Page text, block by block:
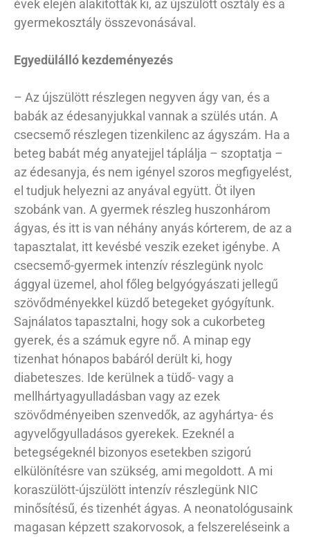
évek elején alakították ki, az újszülött osztály és a
gyermekosztály összevonásával.
Egyedülálló kezdeményezés
– Az újszülött részlegen negyven ágy van, és a
babák az édesanyjukkal vannak a szülés után. A
csecsemő részlegen tizenkilenc az ágyszám. Ha a
beteg babát még anyatejjel táplálja – szoptatja –
az édesanyja, és nem igényel szoros megfigyelést,
el tudjuk helyezni az anyával együtt. Öt ilyen
szobánk van. A gyermek részleg huszonhárom
ágyas, és itt is van néhány anyás kórterem, de az a
tapasztalat, itt kevésbé veszik ezeket igénybe. A
csecsemő-gyermek intenzív részlegünk nyolc
ággyal üzemel, ahol főleg belgyógyászati jellegű
szövődményekkel küzdő betegeket gyógyítunk.
Sajnálatos tapasztalni, hogy sok a cukorbeteg
gyerek, és a számuk egyre nő. A minap egy
tizenhat hónapos babáról derült ki, hogy
diabeteszes. Ide kerülnek a tüdő- vagy a
mellhártyagyulladásban vagy az ezek
szövődményeiben szenvedők, az agyhártya- és
agyvelőgyulladásos gyerekek. Ezeknél a
betegségeknél bizonyos esetekben szigorú
elkülönítésre van szükség, ami megoldott. A mi
koraszülött-újszülött intenzív részlegünk NIC
minősítésű, és tizenhét ágyas. A neonatológusaink
magasan képzett szakorvosok, a felszereléseink a